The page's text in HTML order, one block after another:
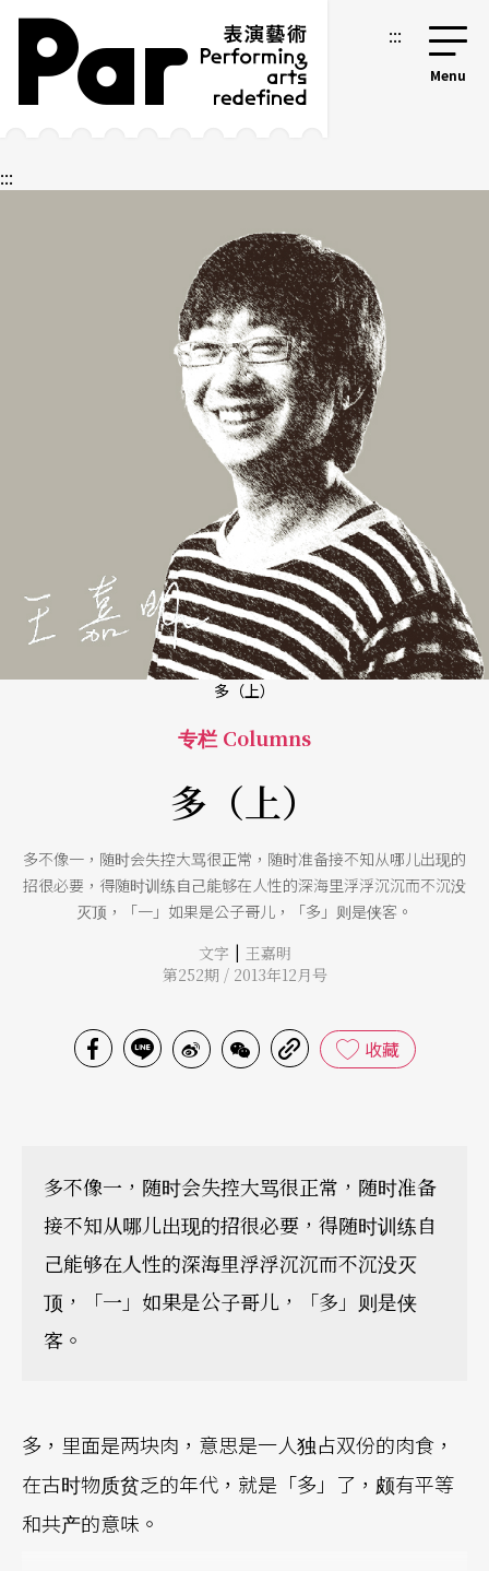
跳到主要内容区块
网站导览 :::
:::
多（上）
专栏 Columns
多（上）
多不像一，随时会失控大骂很正常，随时准备接不知从哪儿出现的
招很必要，得随时训练自己能够在人性的深海里浮浮沉沉而不沉没
灭顶，「一」如果是公子哥儿，「多」则是侠客。
文字 | 王嘉明
第252期 / 2013年12月号
收藏
多不像一，随时会失控大骂很正常，随时准备
接不知从哪儿出现的招很必要，得随时训练自
己能够在人性的深海里浮浮沉沉而不沉没灭
顶，「一」如果是公子哥儿，「多」则是侠
客。
多，里面是两块肉，意思是一人独占双份的肉食，
在古时物质贫乏的年代，就是「多」了，颇有平等
和共产的意味。